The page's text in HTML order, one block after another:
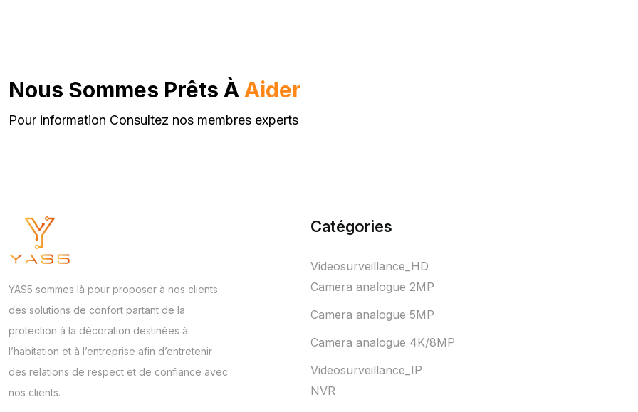
Nous Sommes Prêts ÀAider
Pour information Consultez nos membres experts
YAS5 sommes là pour proposer à nos clients
des solutions de confort partant de la
protection à la décoration destinées à
l’habitation et à l’entreprise afin d’entretenir
des relations de respect et de confiance avec
nos clients.
Catégories
Videosurveillance_HD
Camera analogue 2MP
Camera analogue 5MP
Camera analogue 4K/8MP
Videosurveillance_IP
NVR